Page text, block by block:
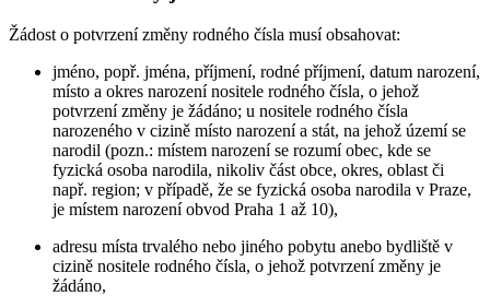
Žádost o potvrzení změny rodného čísla musí obsahovat:
jméno, popř. jména, příjmení, rodné příjmení, datum narození,
místo a okres narození nositele rodného čísla, o jehož
potvrzení změny je žádáno; u nositele rodného čísla
narozeného v cizině místo narození a stát, na jehož území se
narodil (pozn.: místem narození se rozumí obec, kde se
fyzická osoba narodila, nikoliv část obce, okres, oblast či
např. region; v případě, že se fyzická osoba narodila v Praze,
je místem narození obvod Praha 1 až 10),
adresu místa trvalého nebo jiného pobytu anebo bydliště v
cizině nositele rodného čísla, o jehož potvrzení změny je
žádáno,